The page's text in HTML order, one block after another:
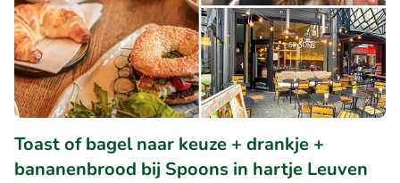
Toast of bagel naar keuze + drankje +
bananenbrood bij Spoons in hartje Leuven